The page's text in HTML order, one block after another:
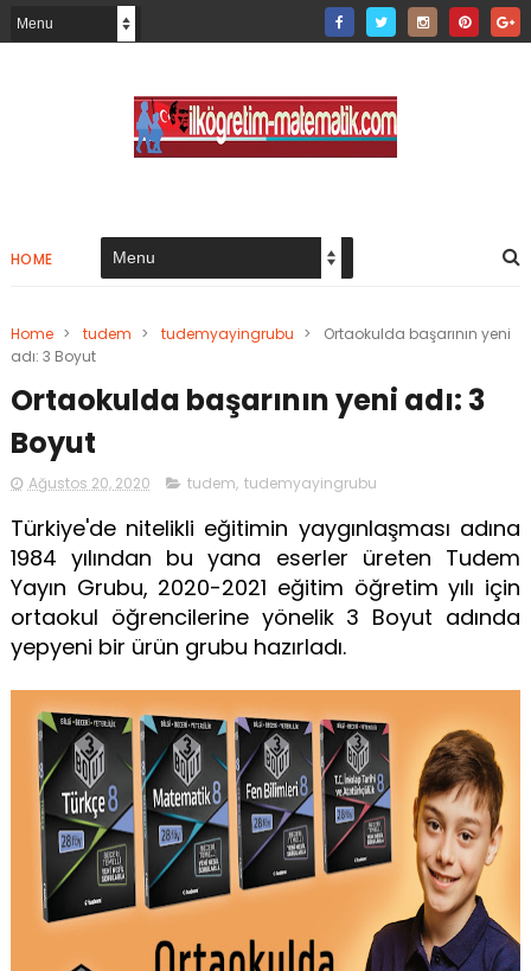
HOME
Home > tudem > tudemyayingrubu >
Ortaokulda başarının yeni
adı: 3 Boyut
Ortaokulda başarının yeni adı: 3
Boyut
Ağustos 20, 2020 tudem, tudemyayingrubu
Türkiye'de nitelikli eğitimin yaygınlaşması adına
1984 yılından bu yana eserler üreten Tudem
Yayın Grubu, 2020-2021 eğitim öğretim yılı için
ortaokul öğrencilerine yönelik 3 Boyut adında
yepyeni bir ürün grubu hazırladı.